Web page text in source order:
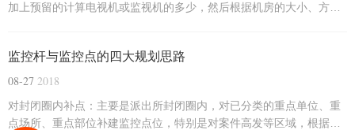
加上预留的计算电视机或监视机的多少，然后根据机房的大小、方位
电视墙的前方排布一排控制台，颜色、结构等要和电视墙看上去协...
监控杆与监控点的四大规划思路
08-27 2018
对封闭圈内补点：主要是派出所封闭圈内，对已分类的重点单位、重
点场所、重点部位补建监控点位，特别是对案件高发等区域，根据实